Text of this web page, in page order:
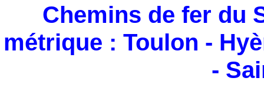
Chemins de fer du
métrique : Toulon -
-